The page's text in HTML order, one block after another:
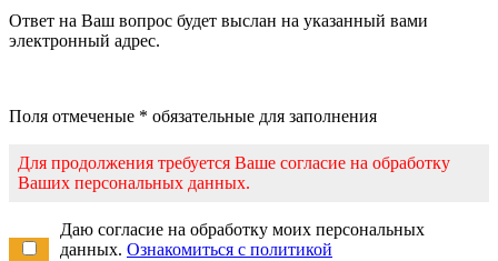
Ответ на Ваш вопрос будет выслан на указанный вами
электронный адрес.
Поля отмеченые * обязательные для заполнения
Для продолжения требуется Ваше согласие на обработку
Ваших персональных данных.
Даю согласие на обработку моих персональных
данных. Ознакомиться с политикой